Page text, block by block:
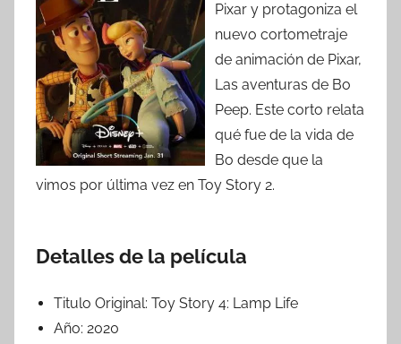
Pixar y protagoniza el
nuevo cortometraje
de animación de Pixar,
Las aventuras de Bo
Peep. Este corto relata
qué fue de la vida de
Bo desde que la
vimos por última vez en Toy Story 2.
Detalles de la película
Titulo Original: Toy Story 4: Lamp Life
Año: 2020